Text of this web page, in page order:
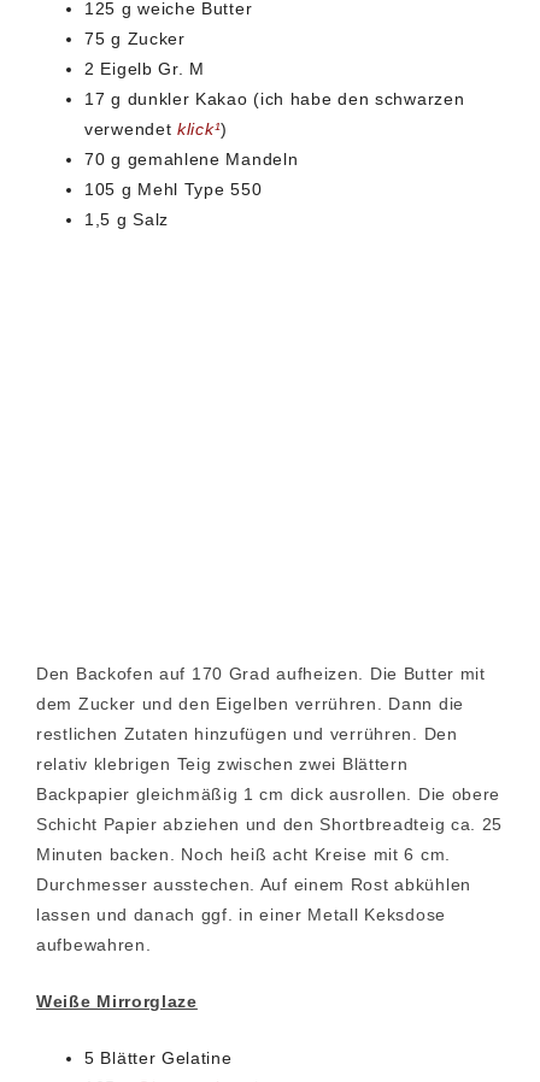
125 g weiche Butter
75 g Zucker
2 Eigelb Gr. M
17 g dunkler Kakao (ich habe den schwarzen
verwendet klick¹)
70 g gemahlene Mandeln
105 g Mehl Type 550
1,5 g Salz
Den Backofen auf 170 Grad aufheizen. Die Butter mit
dem Zucker und den Eigelben verrühren. Dann die
restlichen Zutaten hinzufügen und verrühren. Den
relativ klebrigen Teig zwischen zwei Blättern
Backpapier gleichmäßig 1 cm dick ausrollen. Die obere
Schicht Papier abziehen und den Shortbreadteig ca. 25
Minuten backen. Noch heiß acht Kreise mit 6 cm.
Durchmesser ausstechen. Auf einem Rost abkühlen
lassen und danach ggf. in einer Metall Keksdose
aufbewahren.
Weiße Mirrorglaze
5 Blätter Gelatine